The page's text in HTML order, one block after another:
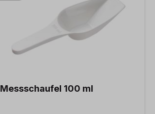
Messschaufel 100 ml